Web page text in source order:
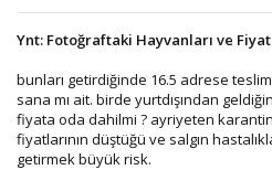
Ynt: Fotoğraftaki Hayvanları ve
bunları getirdiğinde 16.5 adrese
sana mı ait. birde yurtdışından
fiyata oda dahilmi ? ayriyeten
fiyatlarının düştüğü ve salgın
getirmek büyük risk.